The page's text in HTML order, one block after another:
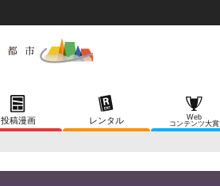
投稿漫画 レンタル
Web
コンテンツ大賞